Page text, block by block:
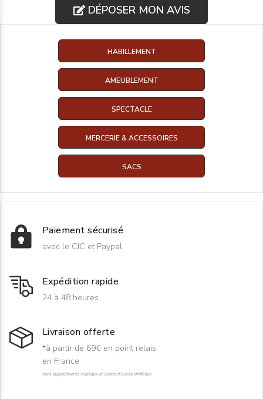
DÉPOSER MON AVIS
HABILLEMENT
AMEUBLEMENT
SPECTACLE
MERCERIE & ACCESSOIRES
SACS
Paiement sécurisé
avec le CIC et Paypal
Expédition rapide
24 à 48 heures
Livraison offerte
*à partir de 69€ en point relais
en France
hors suppléments rouleaux et zones d'accès difficiles